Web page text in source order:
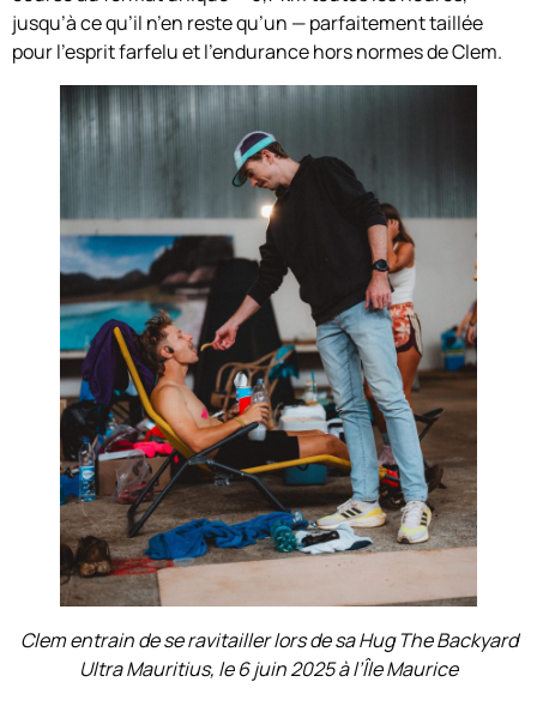
jusqu’à ce qu’il n’en reste qu’un — parfaitement taillée
pour l’esprit farfelu et l’endurance hors normes de Clem.
Clem entrain de se ravitailler lors de sa Hug The Backyard
Ultra Mauritius, le 6 juin 2025 à l’Île Maurice